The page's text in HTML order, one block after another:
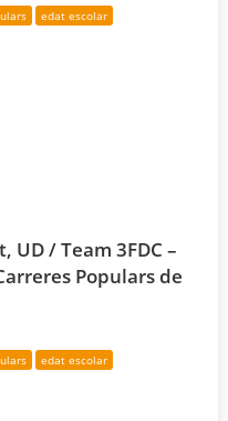
edat escolar
UD / Team 3FDC –
Populars de
edat escolar